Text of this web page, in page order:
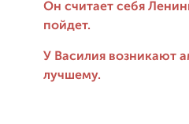
Он считает себя
пойдет.
У Василия возникают
лучшему.